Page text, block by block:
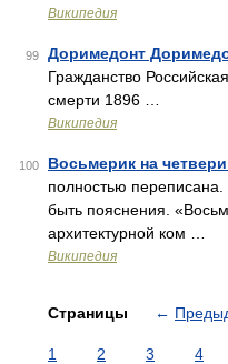
Википедия
99 Доримедонт
Гражданство
смерти 1896 …
Википедия
100 Восьмерик на
полностью
быть пояснения.
архитектурной ком …
Википедия
Страницы ←
1 2 3 4